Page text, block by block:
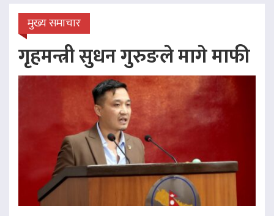
मुख्य समाचार
गृहमन्त्री सुधन गुरुङले मागे माफी